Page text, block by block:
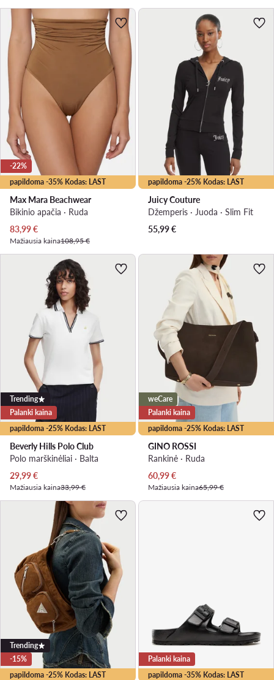
papildoma -35% Kodas: LAST
-22%
Max Mara Beachwear
Bikinio apačia · Ruda
Dabartinė kaina
83,99€
Mažiausia kaina108,95 €
papildoma -25% Kodas: LAST
Juicy Couture
Džemperis · Juoda · Slim Fit
55,99€
papildoma -25% Kodas: LAST
Trending
Palanki kaina
Beverly Hills Polo Club
Polo marškinėliai · Balta
Dabartinė kaina
29,99€
Mažiausia kaina33,99 €
papildoma -25% Kodas: LAST
weCare
Palanki kaina
GINO ROSSI
Rankinė · Ruda
Dabartinė kaina
60,99€
Mažiausia kaina65,99 €
papildoma -25% Kodas: LAST
Trending
-15%
papildoma -35% Kodas: LAST
Palanki kaina